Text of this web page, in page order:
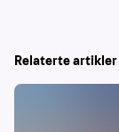
Relaterte artikler